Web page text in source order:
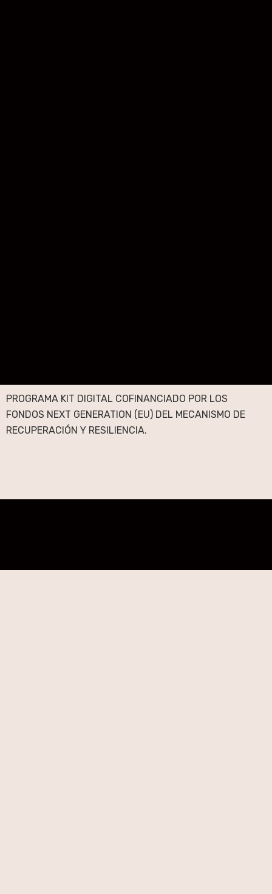
PROGRAMA KIT DIGITAL COFINANCIADO POR LOS
FONDOS NEXT GENERATION (EU) DEL MECANISMO DE
RECUPERACIÓN Y RESILIENCIA.